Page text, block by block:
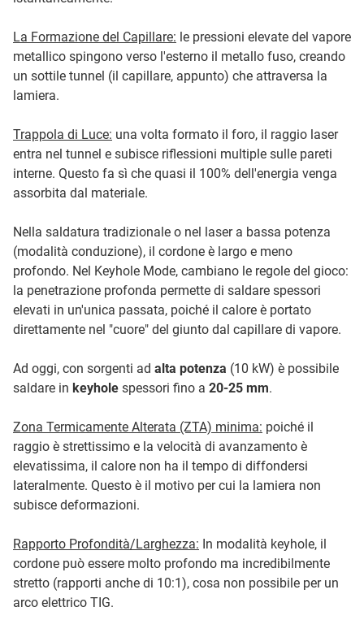
La Formazione del Capillare: le pressioni elevate del vapore
metallico spingono verso l'esterno il metallo fuso, creando
un sottile tunnel (il capillare, appunto) che attraversa la
lamiera.
Trappola di Luce: una volta formato il foro, il raggio laser
entra nel tunnel e subisce riflessioni multiple sulle pareti
interne. Questo fa sì che quasi il 100% dell'energia venga
assorbita dal materiale.
Nella saldatura tradizionale o nel laser a bassa potenza
(modalità conduzione), il cordone è largo e meno
profondo. Nel Keyhole Mode, cambiano le regole del gioco:
la penetrazione profonda permette di saldare spessori
elevati in un'unica passata, poiché il calore è portato
direttamente nel "cuore" del giunto dal capillare di vapore.
Ad oggi, con sorgenti ad alta potenza (10 kW) è possibile
saldare in keyhole spessori fino a 20-25 mm.
Zona Termicamente Alterata (ZTA) minima: poiché il
raggio è strettissimo e la velocità di avanzamento è
elevatissima, il calore non ha il tempo di diffondersi
lateralmente. Questo è il motivo per cui la lamiera non
subisce deformazioni.
Rapporto Profondità/Larghezza: In modalità keyhole, il
cordone può essere molto profondo ma incredibilmente
stretto (rapporti anche di 10:1), cosa non possibile per un
arco elettrico TIG.